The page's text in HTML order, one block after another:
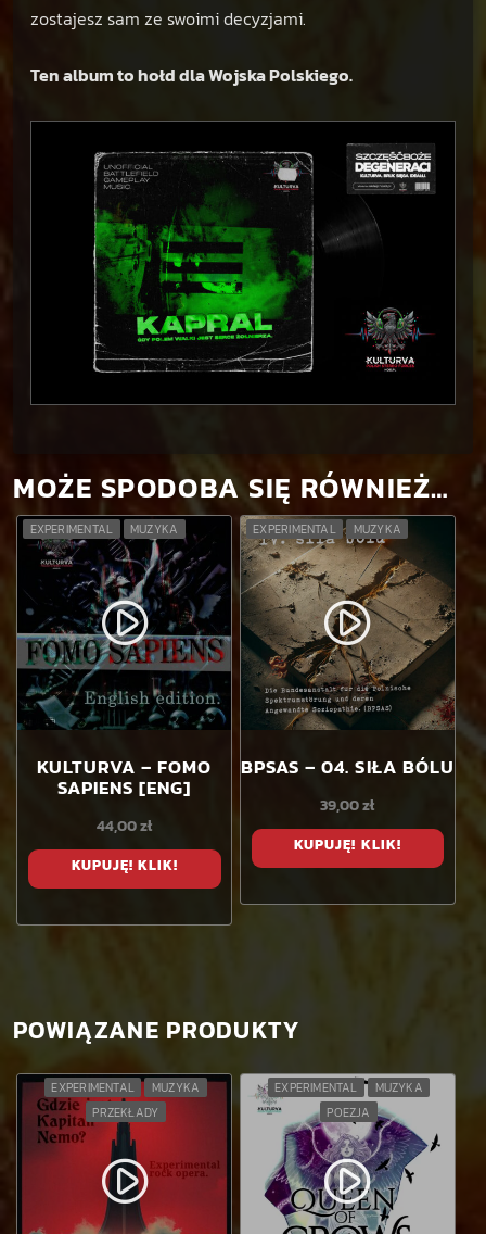
zostajesz sam ze swoimi decyzjami.
Ten album to hołd dla Wojska Polskiego.
MOŻE SPODOBA SIĘ RÓWNIEŻ…
play_circle_filled
EXPERIMENTAL MUZYKA
KULTURVA – FOMO
SAPIENS [ENG]
44,00zł
KUPUJĘ! KLIK!
play_circle_filled
EXPERIMENTAL MUZYKA
BPSAS – 04. SIŁA BÓLU
39,00zł
KUPUJĘ! KLIK!
POWIĄZANE PRODUKTY
play_circle_filled
EXPERIMENTAL
MUZYKA
PRZEKŁADY
play_circle_filled
EXPERIMENTAL
MUZYKA
POEZJA